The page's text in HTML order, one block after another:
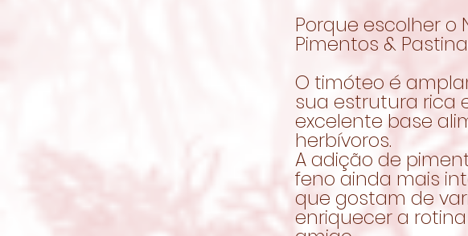
Porque escolher o
Pimentos &
O timóteo é
sua estrutura rica
excelente base
herbívoros.
A adição de
feno ainda mais
que gostam de
enriquecer a